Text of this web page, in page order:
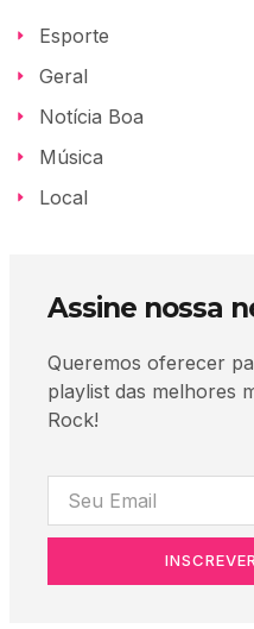
Esporte
Geral
Notícia Boa
Música
Local
Assine nossa
Queremos oferecer
playlist das melhores
Rock!